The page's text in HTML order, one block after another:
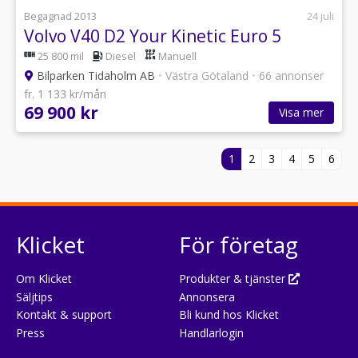
Begagnad 2013 24 juli
Volvo V40 D2 Your Kinetic Euro 5
25 800 mil Diesel Manuell
Bilparken Tidaholm AB • Västra Götaland • 66 annonser
fr. 1 133 kr/mån
69 900 kr Visa mer
1 2 3 4 5 6
Klicket
Om Klicket
Säljtips
Kontakt & support
Press
För företag
Produkter & tjänster
Annonsera
Bli kund hos Klicket
Handlarlogin